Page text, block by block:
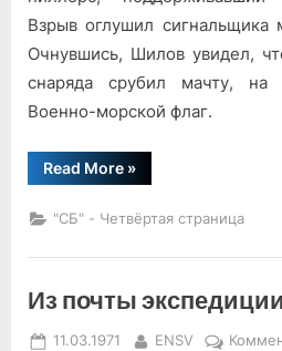
Взрыв оглушил
Очнувшись, Шилов увидел,
снаряда срубил мачту, на
Военно-морской флаг.
Read More“Подвиг
матроса
»
"СБ" - Четвёртая страница
Из почты
Posted
11.03.1971 By
ENSV